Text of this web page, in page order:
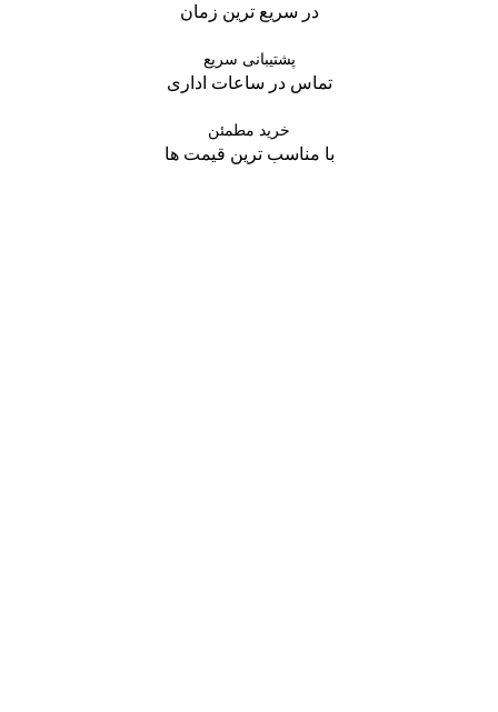
در سریع ترین زمان
پشتیبانی سریع
تماس در ساعات اداری
خرید مطمئن
با مناسب ترین قیمت ها